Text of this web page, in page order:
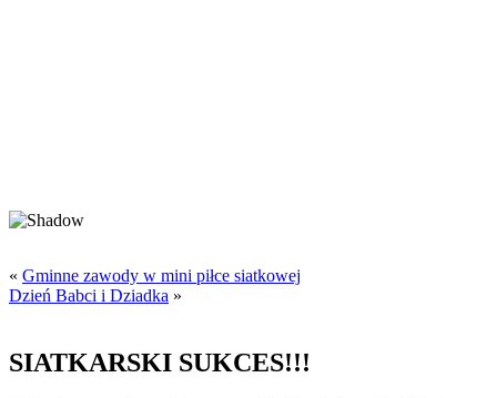
« Gminne zawody w mini piłce siatkowej
Dzień Babci i Dziadka »
SIATKARSKI SUKCES!!!